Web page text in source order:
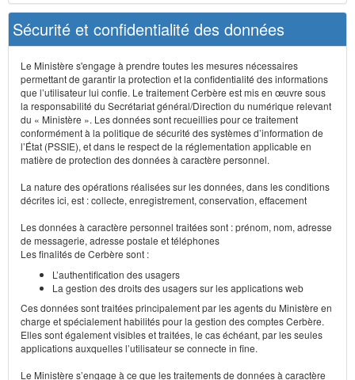
Sécurité et confidentialité des données
Le Ministère s'engage à prendre toutes les mesures nécessaires
permettant de garantir la protection et la confidentialité des informations
que l’utilisateur lui confie. Le traitement Cerbère est mis en œuvre sous
la responsabilité du Secrétariat général/Direction du numérique relevant
du « Ministère ». Les données sont recueillies pour ce traitement
conformément à la politique de sécurité des systèmes d’information de
l’État (PSSIE), et dans le respect de la réglementation applicable en
matière de protection des données à caractère personnel.
La nature des opérations réalisées sur les données, dans les conditions
décrites ici, est : collecte, enregistrement, conservation, effacement
Les données à caractère personnel traitées sont : prénom, nom, adresse
de messagerie, adresse postale et téléphones
Les finalités de Cerbère sont :
L’authentification des usagers
La gestion des droits des usagers sur les applications web
Ces données sont traitées principalement par les agents du Ministère en
charge et spécialement habilités pour la gestion des comptes Cerbère.
Elles sont également visibles et traitées, le cas échéant, par les seules
applications auxquelles l’utilisateur se connecte in fine.
Le Ministère s’engage à ce que les traitements de données à caractère